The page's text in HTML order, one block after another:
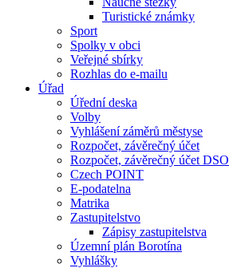
Turistické známky
Sport
Spolky v obci
Veřejné sbírky
Rozhlas do e-mailu
Úřad
Úřední deska
Volby
Vyhlášení záměrů městyse
Rozpočet, závěrečný účet
Rozpočet, závěrečný účet DSO
Czech POINT
E-podatelna
Matrika
Zastupitelstvo
Zápisy zastupitelstva
Územní plán Borotína
Vyhlášky